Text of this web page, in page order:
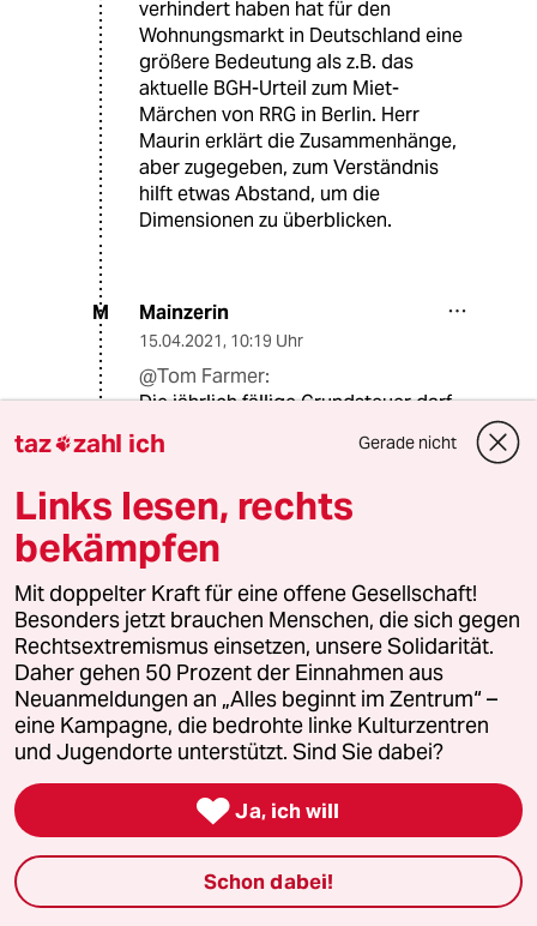
verhindert haben hat für den
Wohnungsmarkt in Deutschland eine
größere Bedeutung als z.B. das
aktuelle BGH-Urteil zum Miet-
Märchen von RRG in Berlin. Herr
Maurin erklärt die Zusammenhänge,
aber zugegeben, zum Verständnis
hilft etwas Abstand, um die
Dimensionen zu überblicken.
M Mainzerin
15.04.2021, 10:19 Uhr
@Tom Farmer:
Die jährlich fällige Grundsteuer darf
zwar auf die Miete umgelegt werden -
die Grunderwerbssteuer aber nicht!
1G 17900 (Profil gelöscht)
15.04.2021
"Dafür werden Familien zur Kasse gebeten."
Nur die dümmsten Kälber wählen ihre Metzger
selber!
A Ataraxia
15.04.2021,
@17900 (Profil gelöscht):
Inzwischen haben Spekulanten und
Konzerne nicht nur den Städtern,
sondern auch den Leuten auf dem
taz zahl ich Gerade nicht
Links lesen, rechts
bekämpfen
Mit doppelter Kraft für eine offene Gesellschaft!
Besonders jetzt brauchen Menschen, die sich gegen
Rechtsextremismus einsetzen, unsere Solidarität.
Daher gehen 50 Prozent der Einnahmen aus
Neuanmeldungen an „Alles beginnt im Zentrum“ –
eine Kampagne, die bedrohte linke Kulturzentren
und Jugendorte unterstützt. Sind Sie dabei?
 Ja, ich will
Schon dabei!